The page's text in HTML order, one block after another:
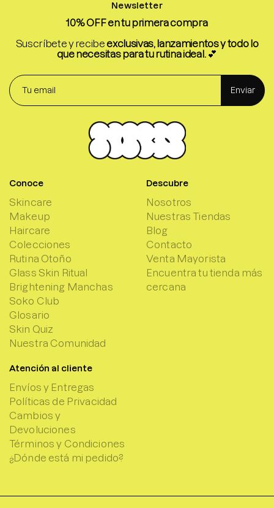
Newsletter
10% OFF en tu primera compra
Suscríbete y recibeexclusivas, lanzamientos y todo lo
que necesitas para tu rutina ideal.💕
Enviar
Conoce
Skincare
Makeup
Haircare
Colecciones
Rutina Otoño
Glass Skin Ritual
Brightening Manchas
Soko Club
Glosario
Skin Quiz
Nuestra Comunidad
Descubre
Nosotros
Nuestras Tiendas
Blog
Contacto
Venta Mayorista
Encuentra tu tienda más
cercana
Atención al cliente
Envíos y Entregas
Políticas de Privacidad
Cambios y
Devoluciones
Términos y Condiciones
¿Dónde está mi pedido?